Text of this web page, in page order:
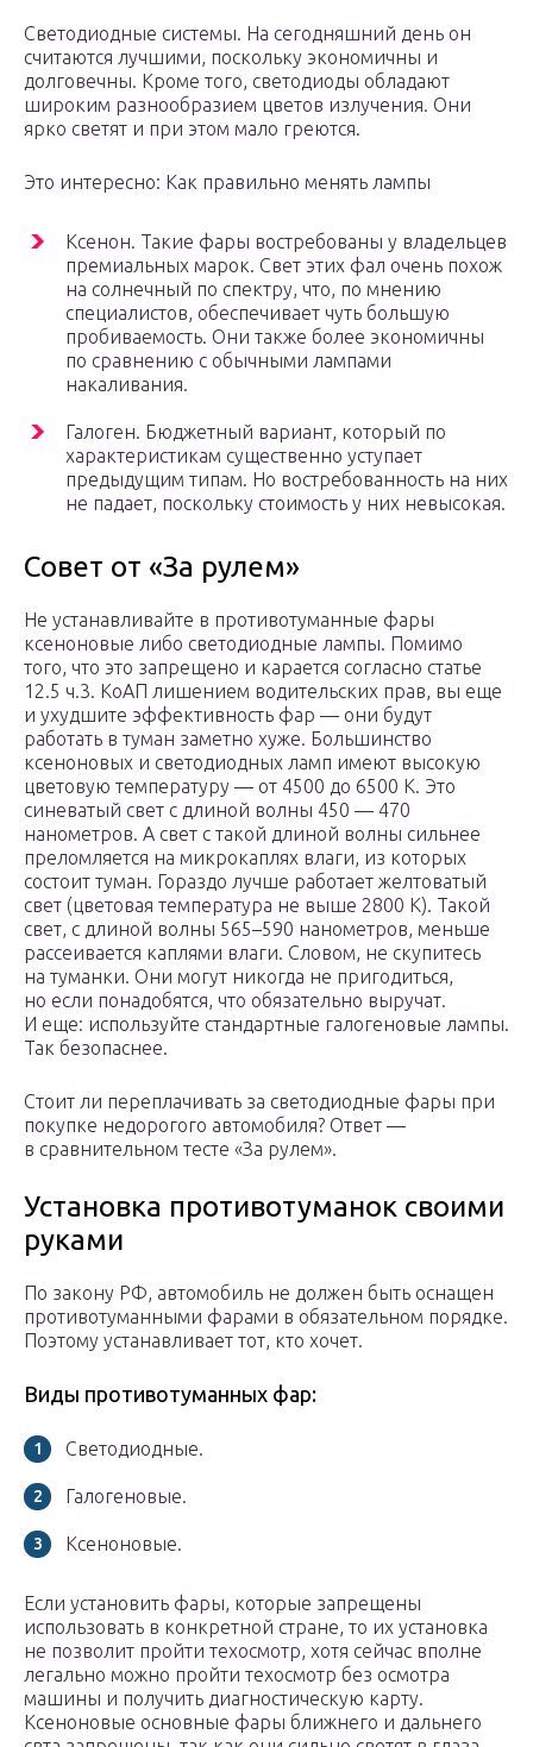
Светодиодные системы. На сегодняшний день он
считаются лучшими, поскольку экономичны и
долговечны. Кроме того, светодиоды обладают
широким разнообразием цветов излучения. Они
ярко светят и при этом мало греются.
Это интересно: Как правильно менять лампы
Ксенон. Такие фары востребованы у владельцев
премиальных марок. Свет этих фал очень похож
на солнечный по спектру, что, по мнению
специалистов, обеспечивает чуть большую
пробиваемость. Они также более экономичны
по сравнению с обычными лампами
накаливания.
Галоген. Бюджетный вариант, который по
характеристикам существенно уступает
предыдущим типам. Но востребованность на них
не падает, поскольку стоимость у них невысокая.
Совет от «За рулем»
Не устанавливайте в противотуманные фары
ксеноновые либо светодиодные лампы. Помимо
того, что это запрещено и карается согласно статье
12.5 ч.3. КоАП лишением водительских прав, вы еще
и ухудшите эффективность фар — они будут
работать в туман заметно хуже. Большинство
ксеноновых и светодиодных ламп имеют высокую
цветовую температуру — от 4500 до 6500 К. Это
синеватый свет с длиной волны 450 — 470
нанометров. А свет с такой длиной волны сильнее
преломляется на микрокаплях влаги, из которых
состоит туман. Гораздо лучше работает желтоватый
свет (цветовая температура не выше 2800 К). Такой
свет, с длиной волны 565–590 нанометров, меньше
рассеивается каплями влаги. Словом, не скупитесь
на туманки. Они могут никогда не пригодиться,
но если понадобятся, что обязательно выручат.
И еще: используйте стандартные галогеновые лампы.
Так безопаснее.
Стоит ли переплачивать за светодиодные фары при
покупке недорогого автомобиля? Ответ —
в сравнительном тесте «За рулем».
Установка противотуманок своими
руками
По закону РФ, автомобиль не должен быть оснащен
противотуманными фарами в обязательном порядке.
Поэтому устанавливает тот, кто хочет.
Виды противотуманных фар:
Светодиодные.
Галогеновые.
Ксеноновые.
Если установить фары, которые запрещены
использовать в конкретной стране, то их установка
не позволит пройти техосмотр, хотя сейчас вполне
легально можно пройти техосмотр без осмотра
машины и получить диагностическую карту.
Ксеноновые основные фары ближнего и дальнего